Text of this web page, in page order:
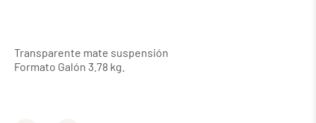
Transparente mate suspensión
Formato Galón 3.78 kg.